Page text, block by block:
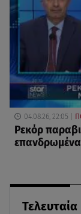
04.08.26, 22:05
Ρεκόρ